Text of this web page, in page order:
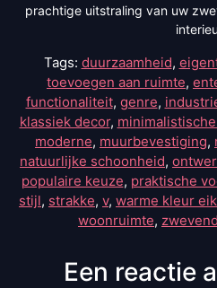
prachtige uitstraling van uw
Tags: duurzaamheid,
toevoegen aan ruimte,
functionaliteit, genre,
klassiek decor,
moderne, muurbevestiging,
natuurlijke schoonheid,
populaire keuze, praktische
stijl, strakke, v, warme kleur
woonruimte,
Een reactie